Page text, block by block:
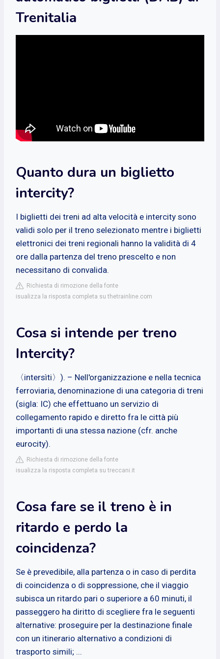
Trenitalia
Quanto dura un biglietto
intercity?
I biglietti dei treni ad alta velocità e intercity sono
validi solo per il treno selezionato mentre i biglietti
elettronici dei treni regionali hanno la validità di 4
ore dalla partenza del treno prescelto e non
necessitano di convalida.
Richiesta di rimozione della fonte
isualizza la risposta completa su thetrainline.com
Cosa si intende per treno
Intercity?
〈intersìti〉). – Nell'organizzazione e nella tecnica
ferroviaria, denominazione di una categoria di treni
(sigla: IC) che effettuano un servizio di
collegamento rapido e diretto fra le città più
importanti di una stessa nazione (cfr. anche
eurocity).
Richiesta di rimozione della fonte
isualizza la risposta completa su treccani.it
Cosa fare se il treno è in
ritardo e perdo la
coincidenza?
Se è prevedibile, alla partenza o in caso di perdita
di coincidenza o di soppressione, che il viaggio
subisca un ritardo pari o superiore a 60 minuti, il
passeggero ha diritto di scegliere fra le seguenti
alternative: proseguire per la destinazione finale
con un itinerario alternativo a condizioni di
trasporto simili; ...